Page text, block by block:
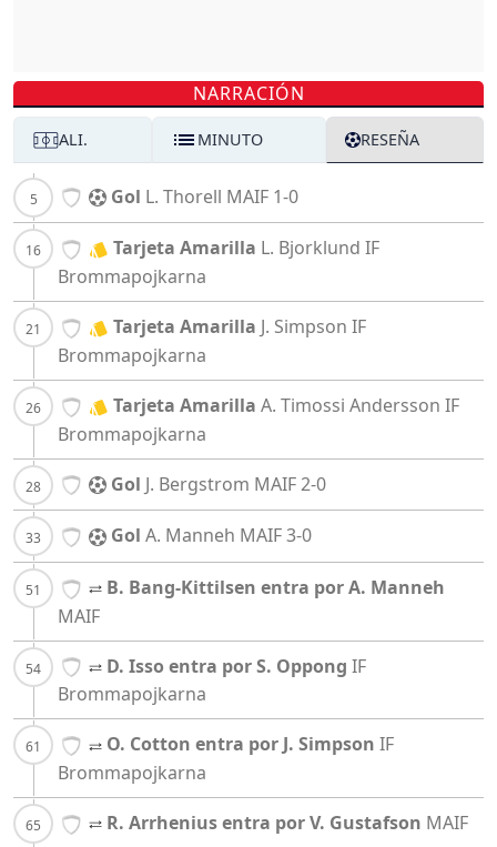
NARRACIÓN
ALI. MINUTO RESEÑA
Gol L. Thorell MAIF 1-0
Tarjeta Amarilla L. Bjorklund IF
Brommapojkarna
Tarjeta Amarilla J. Simpson IF
Brommapojkarna
Tarjeta Amarilla A. Timossi Andersson IF
Brommapojkarna
Gol J. Bergstrom MAIF2-0
Gol A. Manneh MAIF3-0
B. Bang-Kittilsen entra por A. Manneh
MAIF
D. Isso entra por S. Oppong IF
Brommapojkarna
O. Cotton entra por J. Simpson IF
Brommapojkarna
R. Arrhenius entra por V. Gustafson MAIF